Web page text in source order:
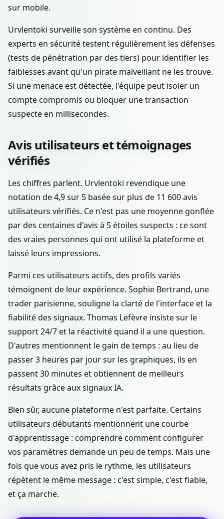
sur mobile.
Urvlentoki surveille son système en continu. Des
experts en sécurité testent régulièrement les défenses
(tests de pénétration par des tiers) pour identifier les
faiblesses avant qu'un pirate malveillant ne les trouve.
Si une menace est détectée, l'équipe peut isoler un
compte compromis ou bloquer une transaction
suspecte en millisecondes.
Avis utilisateurs et témoignages
vérifiés
Les chiffres parlent. Urvlentoki revendique une
notation de 4,9 sur 5 basée sur plus de 11 600 avis
utilisateurs vérifiés. Ce n'est pas une moyenne gonflée
par des centaines d'avis à 5 étoiles suspects : ce sont
des vraies personnes qui ont utilisé la plateforme et
laissé leurs impressions.
Parmi ces utilisateurs actifs, des profils variés
témoignent de leur expérience. Sophie Bertrand, une
trader parisienne, souligne la clarté de l'interface et la
fiabilité des signaux. Thomas Lefèvre insiste sur le
support 24/7 et la réactivité quand il a une question.
D'autres mentionnent le gain de temps : au lieu de
passer 3 heures par jour sur les graphiques, ils en
passent 30 minutes et obtiennent de meilleurs
résultats grâce aux signaux IA.
Bien sûr, aucune plateforme n'est parfaite. Certains
utilisateurs débutants mentionnent une courbe
d'apprentissage : comprendre comment configurer
vos paramètres demande un peu de temps. Mais une
fois que vous avez pris le rythme, les utilisateurs
répètent le même message : c'est simple, c'est fiable,
et ça marche.